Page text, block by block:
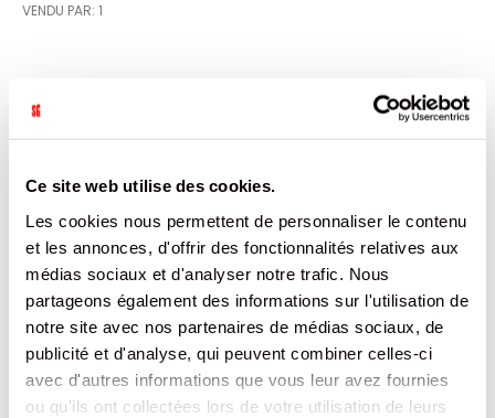
Ce site web utilise des cookies.
Les cookies nous permettent de personnaliser le contenu
et les annonces, d'offrir des fonctionnalités relatives aux
médias sociaux et d'analyser notre trafic. Nous
partageons également des informations sur l'utilisation de
notre site avec nos partenaires de médias sociaux, de
publicité et d'analyse, qui peuvent combiner celles-ci
avec d'autres informations que vous leur avez fournies
ou qu'ils ont collectées lors de votre utilisation de leurs
VENDU PAR: 1
CARACTÉRISTIQUES
d’informations
1
PAYS INCONNU
Non
2000
2000
SAC VRAC
1.8